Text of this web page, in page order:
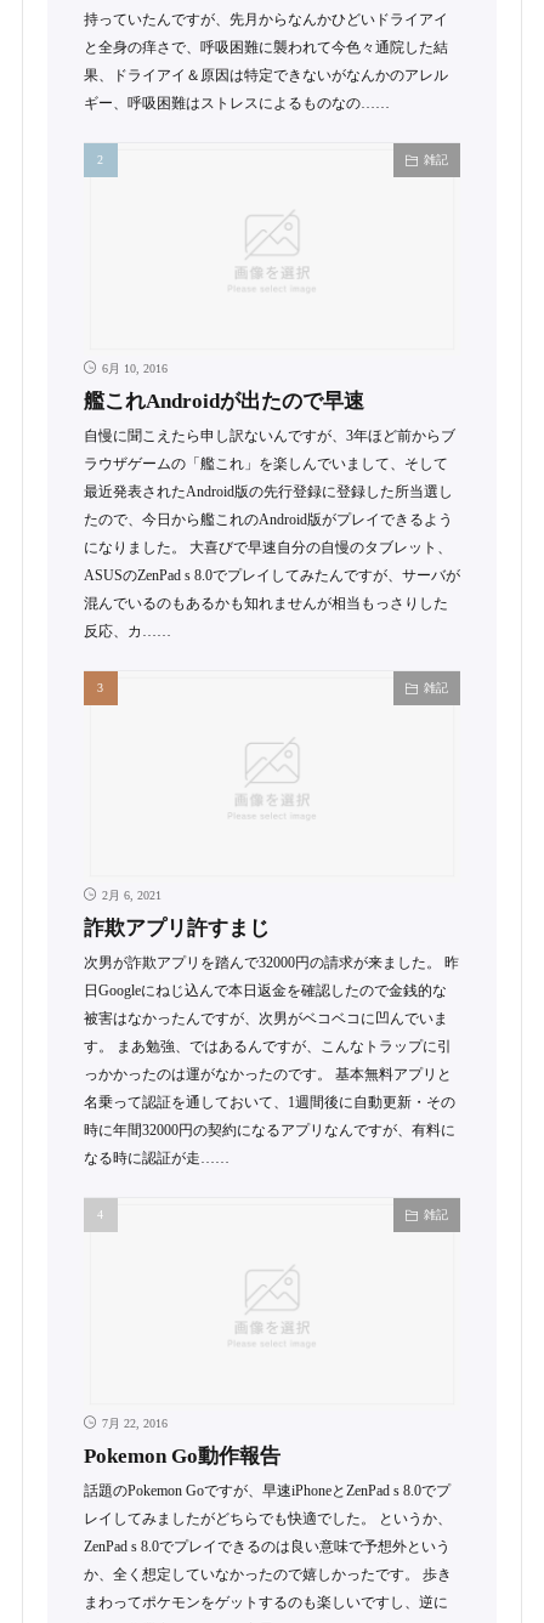
持っていたんですが、先月からなんかひどいドライアイ
と全身の痒さで、呼吸困難に襲われて今色々通院した結
果、ドライアイ＆原因は特定できないがなんかのアレル
ギー、呼吸困難はストレスによるものなの……
雑記
6月 10, 2016
艦これAndroidが出たので早速
自慢に聞こえたら申し訳ないんですが、3年ほど前からブ
ラウザゲームの「艦これ」を楽しんでいまして、そして
最近発表されたAndroid版の先行登録に登録した所当選し
たので、今日から艦これのAndroid版がプレイできるよう
になりました。 大喜びで早速自分の自慢のタブレット、
ASUSのZenPad s 8.0でプレイしてみたんですが、サーバが
混んでいるのもあるかも知れませんが相当もっさりした
反応、カ……
雑記
2月 6, 2021
詐欺アプリ許すまじ
次男が詐欺アプリを踏んで32000円の請求が来ました。 昨
日Googleにねじ込んで本日返金を確認したので金銭的な
被害はなかったんですが、次男がベコベコに凹んでいま
す。 まあ勉強、ではあるんですが、こんなトラップに引
っかかったのは運がなかったのです。 基本無料アプリと
名乗って認証を通しておいて、1週間後に自動更新・その
時に年間32000円の契約になるアプリなんですが、有料に
なる時に認証が走……
雑記
7月 22, 2016
Pokemon Go動作報告
話題のPokemon Goですが、早速iPhoneとZenPad s 8.0でプ
レイしてみましたがどちらでも快適でした。 というか、
ZenPad s 8.0でプレイできるのは良い意味で予想外という
か、全く想定していなかったので嬉しかったです。 歩き
まわってポケモンをゲットするのも楽しいですし、逆に